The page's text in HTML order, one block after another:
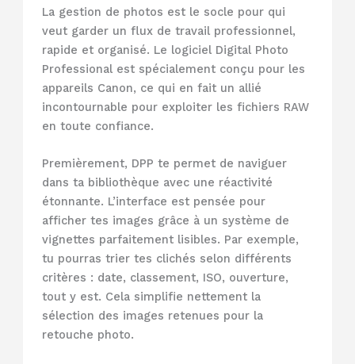
La gestion de photos est le socle pour qui
veut garder un flux de travail professionnel,
rapide et organisé. Le logiciel Digital Photo
Professional est spécialement conçu pour les
appareils Canon, ce qui en fait un allié
incontournable pour exploiter les fichiers RAW
en toute confiance.
Premièrement, DPP te permet de naviguer
dans ta bibliothèque avec une réactivité
étonnante. L’interface est pensée pour
afficher tes images grâce à un système de
vignettes parfaitement lisibles. Par exemple,
tu pourras trier tes clichés selon différents
critères : date, classement, ISO, ouverture,
tout y est. Cela simplifie nettement la
sélection des images retenues pour la
retouche photo.